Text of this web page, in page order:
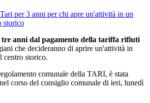
tre anni dal pagamento della tariffa rifiuti
che decideranno di aprire un'attività in
centro storico.
comunale della TARI, è stata
corso del consiglio comunale di ieri, lunedì